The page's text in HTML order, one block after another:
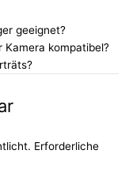
geeignet?
Kamera kompatibel?
Erforderliche